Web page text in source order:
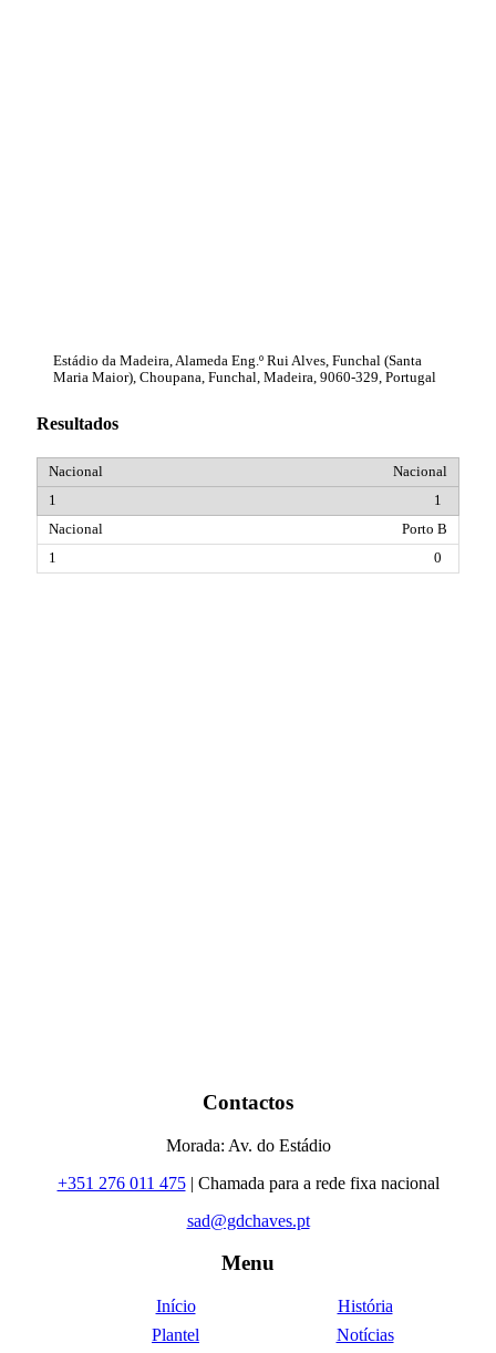
Estádio da Madeira, Alameda Eng.º Rui Alves, Funchal (Santa
Maria Maior), Choupana, Funchal, Madeira, 9060-329, Portugal
Resultados
Nacional
1
Porto B
0
Contactos
Morada: Av. do Estádio
+351 276 011 475| Chamada para a rede fixa nacional
sad@gdchaves.pt
Menu
Início
História
Plantel
Notícias